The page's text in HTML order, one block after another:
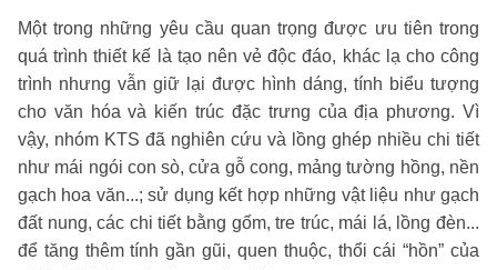
Một trong những yêu cầu quan trọng được ưu tiên trong
quá trình thiết kế là tạo nên vẻ độc đáo, khác lạ cho công
trình nhưng vẫn giữ lại được hình dáng, tính biểu tượng
cho văn hóa và kiến trúc đặc trưng của địa phương. Vì
vậy, nhóm KTS đã nghiên cứu và lồng ghép nhiều chi tiết
như mái ngói con sò, cửa gỗ cong, mảng tường hồng, nền
gạch hoa văn...; sử dụng kết hợp những vật liệu như gạch
đất nung, các chi tiết bằng gốm, tre trúc, mái lá, lồng đèn...
để tăng thêm tính gần gũi, quen thuộc, thổi cái “hồn” của